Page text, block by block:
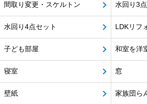
間取り変更・スケルトン 水回り3
水回り4点セット LDKリフ
子ども部屋 和室を洋
寝室 窓
壁紙 家族団ら